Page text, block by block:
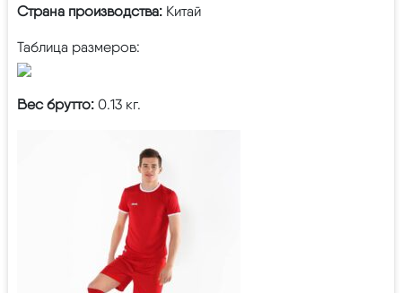
Страна производства: Китай
Таблица размеров:
Вес брутто: 0.13 кг.